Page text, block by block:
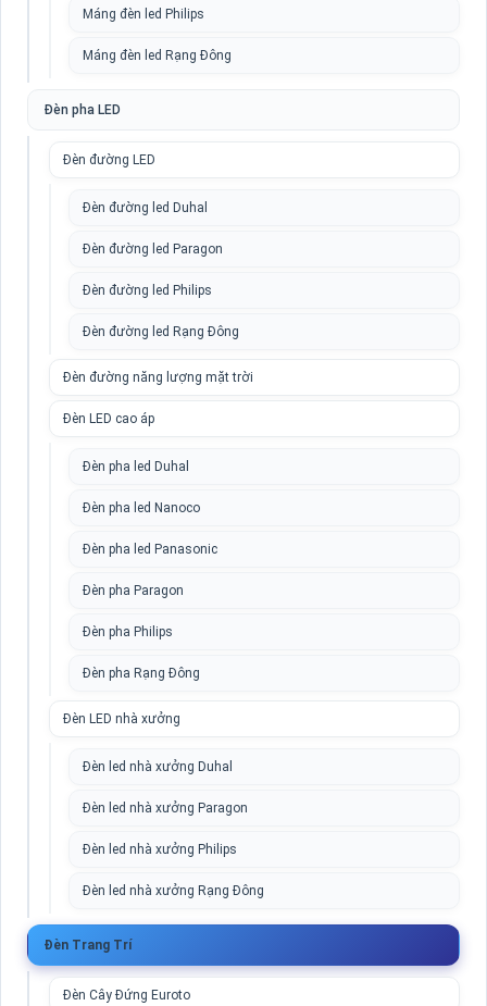
Máng đèn led Philips
Máng đèn led Rạng Đông
Đèn pha LED
Đèn đường LED
Đèn đường led Duhal
Đèn đường led Paragon
Đèn đường led Philips
Đèn đường led Rạng Đông
Đèn đường năng lượng mặt trời
Đèn LED cao áp
Đèn pha led Duhal
Đèn pha led Nanoco
Đèn pha led Panasonic
Đèn pha Paragon
Đèn pha Philips
Đèn pha Rạng Đông
Đèn LED nhà xưởng
Đèn led nhà xưởng Duhal
Đèn led nhà xưởng Paragon
Đèn led nhà xưởng Philips
Đèn led nhà xưởng Rạng Đông
Đèn Trang Trí
Đèn Cây Đứng Euroto